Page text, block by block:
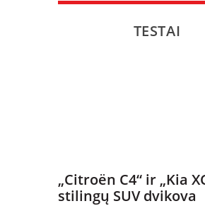
TESTAI
„Citroën C4“ ir „Kia
stilingų SUV dvikova